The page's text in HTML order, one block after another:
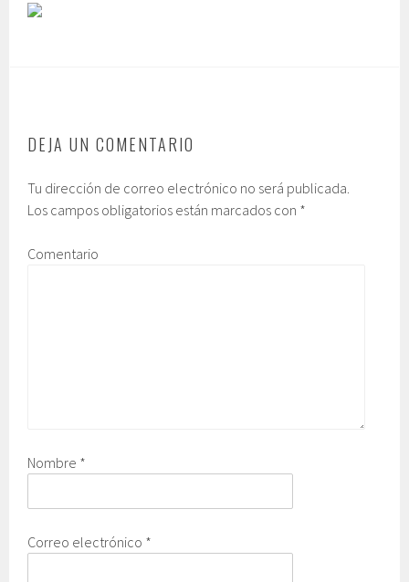
DEJA UN COMENTARIO
Tu dirección de correo electrónico no será publicada.
Los campos obligatorios están marcados con *
Comentario
Nombre *
Correo electrónico *